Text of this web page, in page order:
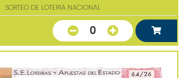
SORTEO DE LOTERIA NACIONAL
0